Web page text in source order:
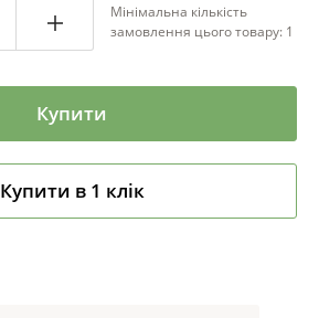
Мінімальна кількість
замовлення цього товару: 1
Купити
Купити в 1 клік